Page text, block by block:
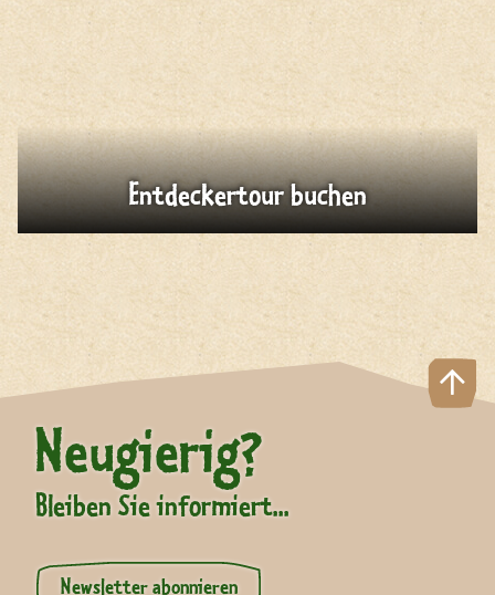
Entdeckertour buchen
Neugierig?
Bleiben Sie informiert...
Newsletter abonnieren